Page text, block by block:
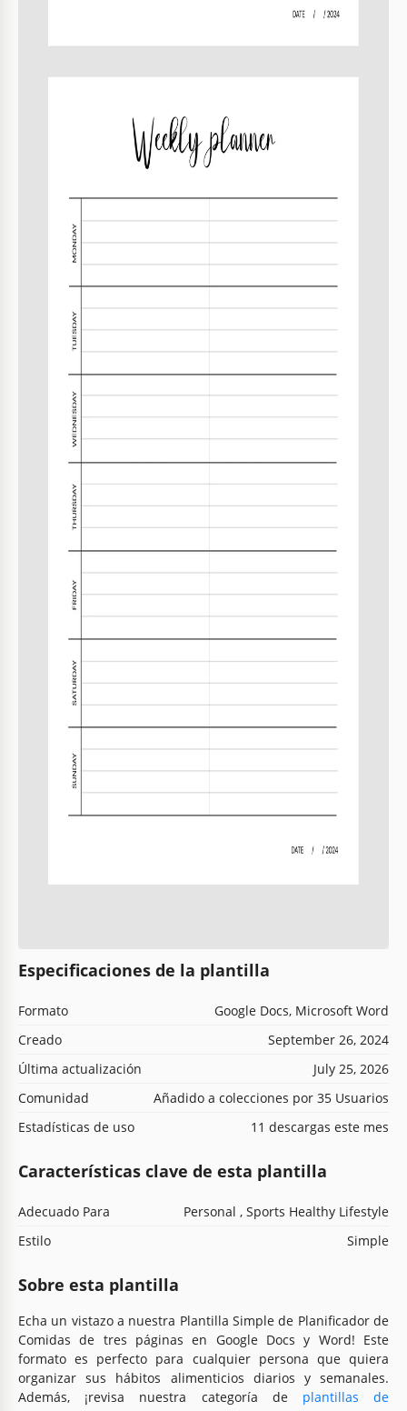
Especificaciones de la plantilla
Formato
Google Docs, Microsoft Word
Creado
September 26, 2024
Última actualización
July 25, 2026
Comunidad
Añadido a colecciones por 35 Usuarios
Estadísticas de uso
11 descargas este mes
Características clave de esta plantilla
Adecuado Para
Personal , Sports Healthy Lifestyle
Estilo
Simple
Sobre esta plantilla
Echa un vistazo a nuestra Plantilla Simple de Planificador de
Comidas de tres páginas en Google Docs y Word! Este
formato es perfecto para cualquier persona que quiera
organizar sus hábitos alimenticios diarios y semanales.
Además, ¡revisa nuestra categoría de plantillas de